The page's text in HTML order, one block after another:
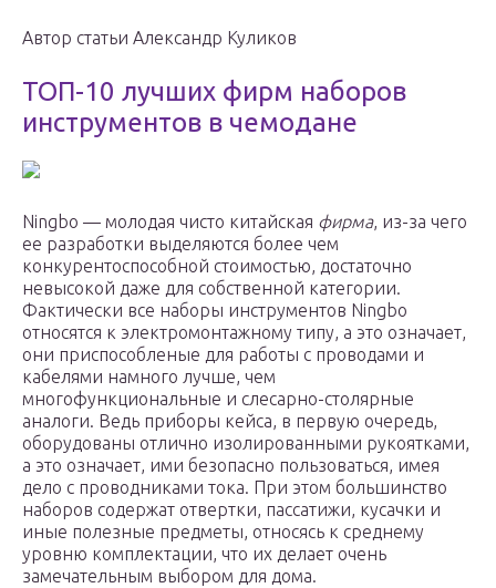
Автор статьи Александр Куликов
ТОП-10 лучших фирм наборов
инструментов в чемодане
Ningbo — молодая чисто китайская фирма, из-за чего
ее разработки выделяются более чем
конкурентоспособной стоимостью, достаточно
невысокой даже для собственной категории.
Фактически все наборы инструментов Ningbo
относятся к электромонтажному типу, а это означает,
они приспособленые для работы с проводами и
кабелями намного лучше, чем
многофункциональные и слесарно-столярные
аналоги. Ведь приборы кейса, в первую очередь,
оборудованы отлично изолированными рукоятками,
а это означает, ими безопасно пользоваться, имея
дело с проводниками тока. При этом большинство
наборов содержат отвертки, пассатижи, кусачки и
иные полезные предметы, относясь к среднему
уровню комплектации, что их делает очень
замечательным выбором для дома.